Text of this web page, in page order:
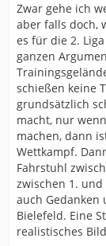
Zwar gehe ich
aber falls doch,
es für die 2.
ganzen
schießen keine
grundsätzlich
macht, nur
machen, dann
Wettkampf.
Fahrstuhl
zwischen 1.
auch
Bielefeld. Eine
realistisches